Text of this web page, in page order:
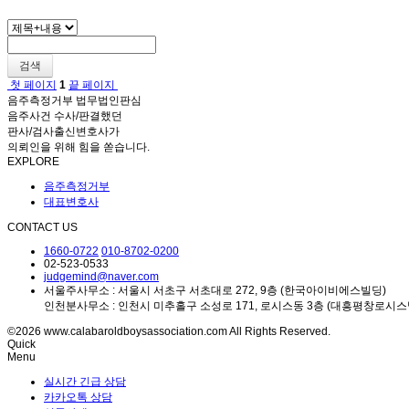
검색
첫 페이지 1 끝 페이지
음주측정거부 법무법인판심
음주사건 수사/판결했던
판사/검사출신변호사가
의뢰인을 위해 힘을 쏟습니다.
EXPLORE
음주측정거부
대표변호사
CONTACT US
1660-0722 010-8702-0200
02-523-0533
judgemind@naver.com
서울주사무소 : 서울시 서초구 서초대로 272, 9층 (한국아이비에스빌딩)
인천분사무소 : 인천시 미추홀구 소성로 171, 로시스동 3층 (대흥평창로시
©2026 www.calabaroldboysassociation.com All Rights Reserved.
Quick
Menu
실시간 긴급 상담
카카오톡 상담